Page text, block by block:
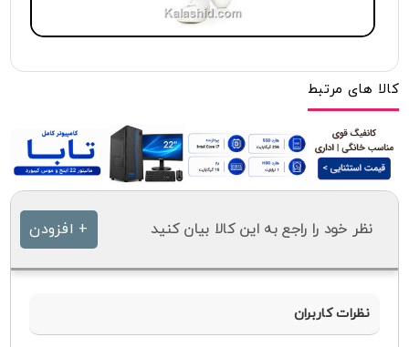
کالا های مرتبط
نظر خود را راجع به این کالا بیان کنید + افزودن
نظرات کاربران